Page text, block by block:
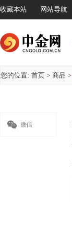
收藏本站 网站导航
您的位置: 首页 > 商品 >
 微信